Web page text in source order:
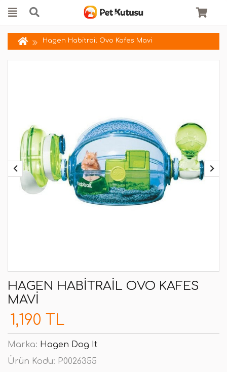
Hagen Habitrail Ovo Kafes Mavi
HAGEN HABITRAIL OVO KAFES
MAVI
1,190 TL
Marka: Hagen Dog It
Ürün Kodu: P0026355